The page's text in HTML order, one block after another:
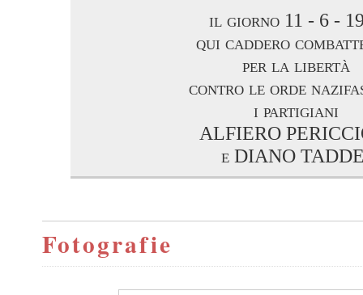
il giorno 11 - 6 -
qui caddero
per la libertà
contro le orde
i partigiani
ALFIERO
e DIANO
Fotografie